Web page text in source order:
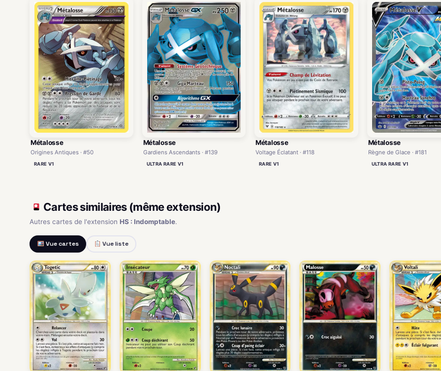
Métalosse
Origines Antiques · #50
RARE V1
Métalosse
Gardiens Ascendants · #139
ULTRA RARE V1
Métalosse
Voltage Éclatant · #118
RARE V1
Métalosse
Règne de Glace · #181
ULTRA RARE V1
Cartes similaires (même extension)
Autres cartes de l'extension HS : Indomptable.
Vue cartes Vue liste